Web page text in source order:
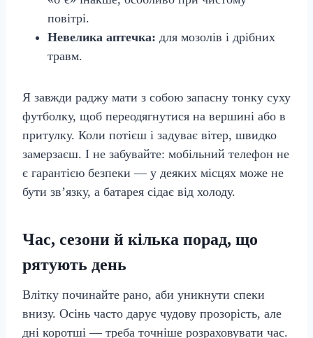
повітрі.
Невелика аптечка: для мозолів і дрібних
травм.
Я завжди раджу мати з собою запасну тонку суху
футболку, щоб переодягнутися на вершині або в
притулку. Коли потієш і задуває вітер, швидко
замерзаєш. І не забувайте: мобільний телефон не
є гарантією безпеки — у деяких місцях може не
бути зв’язку, а батарея сідає від холоду.
Час, сезони й кілька порад, що
рятують день
Влітку починайте рано, аби уникнути спеки
внизу. Осінь часто дарує чудову прозорість, але
дні коротші — треба точніше розраховувати час.